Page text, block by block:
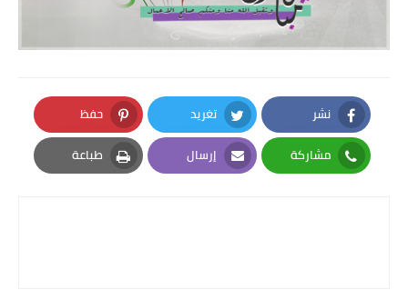
نشر
Facebook
تغريد
Twitter
حفظ
Pinterest
مشاركة
Whatsapp
إرسال
Email
طباعة
Print